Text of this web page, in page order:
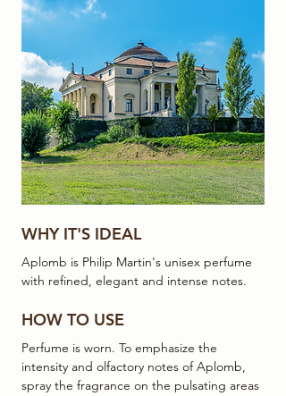
WHY IT'S IDEAL
Aplomb is Philip Martin's unisex perfume
with refined, elegant and intense notes.
HOW TO USE
Perfume is worn. To emphasize the
intensity and olfactory notes of Aplomb,
spray the fragrance on the pulsating areas